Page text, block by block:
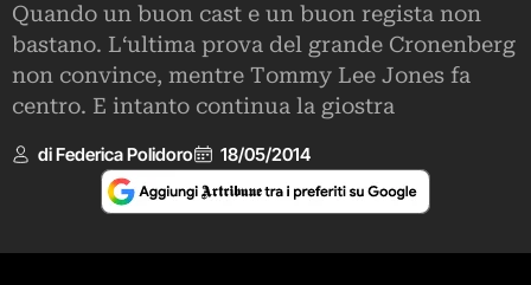
Quando un buon cast e un buon regista non
bastano. L‘ultima prova del grande Cronenberg
non convince, mentre Tommy Lee Jones fa
centro. E intanto continua la giostra
di Federica Polidoro 18/05/2014